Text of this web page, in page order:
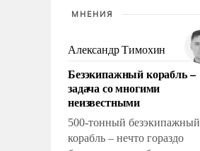
МНЕНИЯ
Александр Тимохин
Безэкипажный корабль –
задача со многими
неизвестными
500-тонный безэкипажный
корабль – нечто гораздо